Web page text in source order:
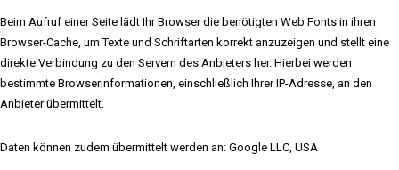
Beim Aufruf einer Seite lädt Ihr Browser die benötigten Web Fonts in ihren
Browser-Cache, um Texte und Schriftarten korrekt anzuzeigen und stellt eine
direkte Verbindung zu den Servern des Anbieters her. Hierbei werden
bestimmte Browserinformationen, einschließlich Ihrer IP-Adresse, an den
Anbieter übermittelt.
Daten können zudem übermittelt werden an: Google LLC, USA